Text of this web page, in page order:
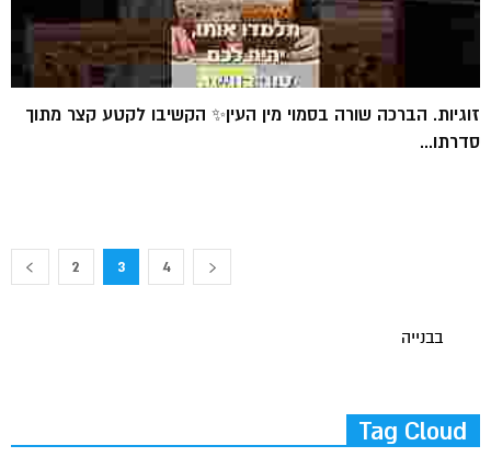
זוגיות. הברכה שורה בסמוי מין העין✨ הקשיבו לקטע קצר מתוך
סדרתו...
2 3 4
בבנייה
Tag Cloud